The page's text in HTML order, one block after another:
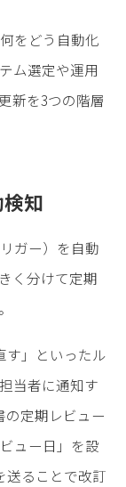
をどう自動化
ム選定や運用
新を3つの階層
知
ガー）を自動
く分けて定期
す」といったル
当者に通知す
の定期レビュー
ュー日」を設
送ることで改訂